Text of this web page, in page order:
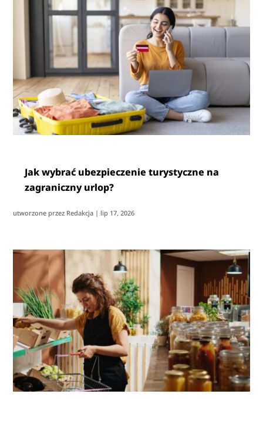
Jak wybrać ubezpieczenie turystyczne na
zagraniczny urlop?
utworzone przez Redakcja | lip 17, 2026